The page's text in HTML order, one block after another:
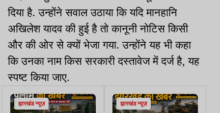
दिया है. उन्होंने सवाल उठाया कि यदि मानहानि
अखिलेश यादव की हुई है तो कानूनी नोटिस किसी
और की ओर से क्यों भेजा गया. उन्होंने यह भी कहा
कि उनका नाम किस सरकारी दस्तावेज में दर्ज है, यह
स्पष्ट किया जाए.
झारखंड न्यूज़ झारखंड न्यूज़